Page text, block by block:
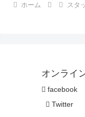
ホーム スタ
オンライ
facebook
Twitter